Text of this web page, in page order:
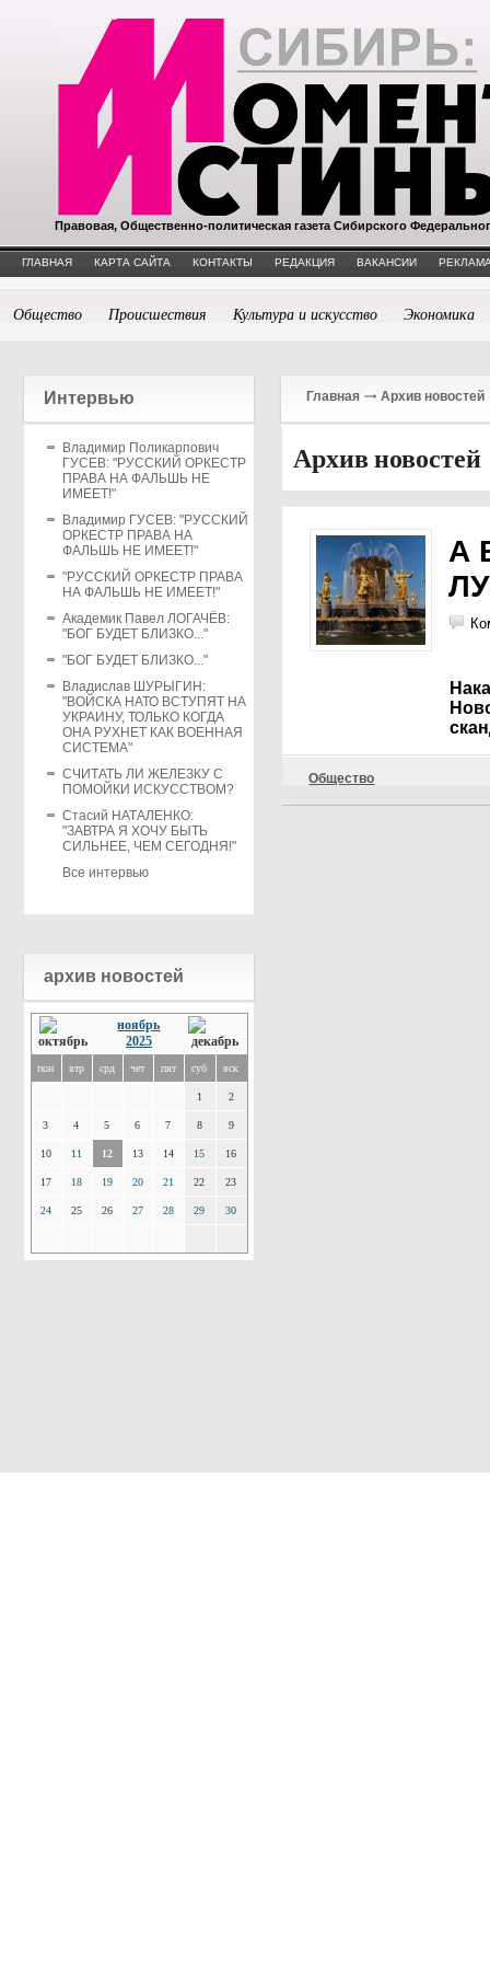
Правовая, Общественно-политическая газета Сибирского
ГЛАВНАЯ КАРТА САЙТА КОНТАКТЫ РЕДАКЦИЯ ВАКАНСИИ
Общество Происшествия Культура и искусство Экономика
Интервью
Владимир Поликарпович
ГУСЕВ: "РУССКИЙ ОРКЕСТР
ПРАВА НА ФАЛЬШЬ НЕ
ИМЕЕТ!"
Владимир ГУСЕВ: "РУССКИЙ
ОРКЕСТР ПРАВА НА
ФАЛЬШЬ НЕ ИМЕЕТ!"
"РУССКИЙ ОРКЕСТР ПРАВА
НА ФАЛЬШЬ НЕ ИМЕЕТ!"
Академик Павел ЛОГАЧЁВ:
"БОГ БУДЕТ БЛИЗКО..."
"БОГ БУДЕТ БЛИЗКО..."
Владислав ШУРЫГИН:
"ВОЙСКА НАТО ВСТУПЯТ НА
УКРАИНУ, ТОЛЬКО КОГДА
ОНА РУХНЕТ КАК ВОЕННАЯ
СИСТЕМА"
СЧИТАТЬ ЛИ ЖЕЛЕЗКУ С
ПОМОЙКИ ИСКУССТВОМ?
Стасий НАТАЛЕНКО:
"ЗАВТРА Я ХОЧУ БЫТЬ
СИЛЬНЕЕ, ЧЕМ СЕГОДНЯ!"
Все интервью
архив новостей
ноябрь
2025
пон втр срд чет пят суб вск
1 2
3 4 5 6 7 8 9
10 11 12 13 14 15 16
17 18 19 20 21 22 23
24 25 26 27 28 29 30
Главная Архив новостей
Архив новостей
А
Общество